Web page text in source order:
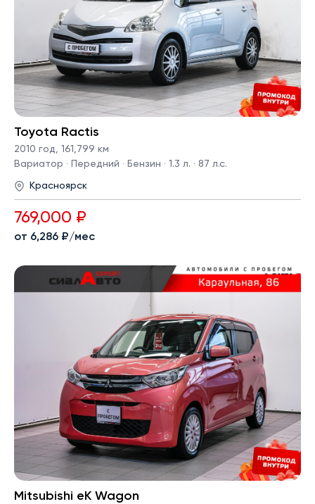
Toyota Ractis
2010 год, 161,799 км
Вариатор · Передний · Бензин · 1.3 л. · 87 л.с.
Красноярск
769,000 ₽
от 6,286 ₽/мес
Mitsubishi eK Wagon